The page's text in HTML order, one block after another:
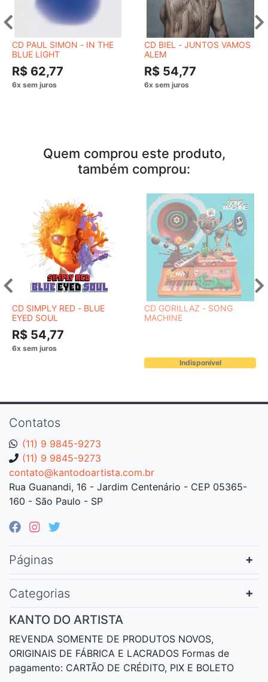
CD PAUL SIMON - IN THE
BLUE LIGHT
R$ 62,77
CD BIEL - JUNTOS VAMOS
ALEM
R$ 54,77
Quem comprou este produto,
também comprou:
CD SIMPLY RED - BLUE
EYED SOUL
R$ 54,77
CD GORILLAZ - SONG
MACHINE
Indisponível
Contatos
(11) 9 9845-9273
(11) 9 9845-9273
contato@kantodoartista.com.br
Rua Guanandi, 16 - Jardim Centenário - CEP 05365-
160 - São Paulo - SP
Páginas
Categorias
KANTO DO ARTISTA
REVENDA SOMENTE DE PRODUTOS NOVOS,
ORIGINAIS DE FÁBRICA E LACRADOS Formas de
pagamento: CARTÃO DE CRÉDITO, PIX E BOLETO